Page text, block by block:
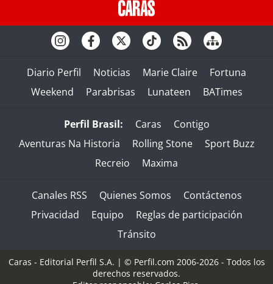
Diario Perfil Noticias Marie Claire
Fortuna
Weekend
Parabrisas Lunateen BATimes
Perfil Brasil: Caras
Contigo
Aventuras Na Historia
Rolling Stone
Sport Buzz
Recreio
Maxima
Canales RSS Quienes Somos
Contáctenos
Privacidad
Equipo
Reglas de participación
Tránsito
Caras - Editorial Perfil S.A. | © Perfil.com 2006-2026 - Todos los
derechos reservados.